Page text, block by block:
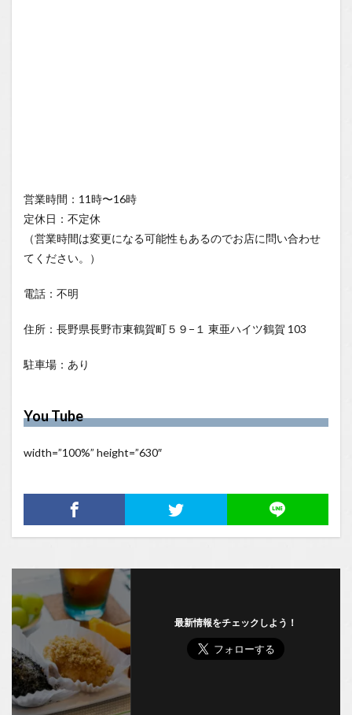
営業時間：11時〜16時
定休日：不定休
（営業時間は変更になる可能性もあるのでお店に問い合わせ
てください。）
電話：不明
住所：長野県長野市東鶴賀町５９−１ 東亜ハイツ鶴賀 103
駐車場：あり
You Tube
width=”100%” height=”630″
最新情報をチェックしよう！